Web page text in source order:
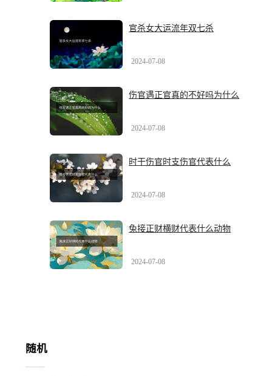
官杀女大运流年双七杀
2024-07-08
伤官遇正官真的不好吗为什么
2024-07-08
时干伤官时支伤官代表什么
2024-07-08
兔接正财横财代表什么动物
2024-07-08
随机